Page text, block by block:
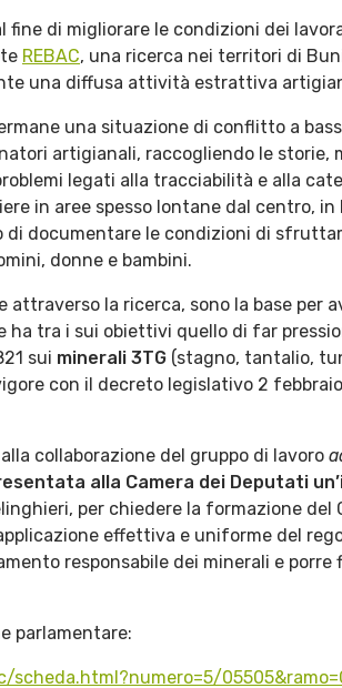
fine di migliorare le condizioni dei
REBAC, una ricerca nei territori di
una diffusa attività estrattiva
una situazione di conflitto a
artigianali, raccogliendo le
legati alla tracciabilità e alla
in aree spesso lontane dal centro,
di documentare le condizioni di
donne e bambini.
attraverso la ricerca, sono la base per
ha tra i sui obiettivi quello di far
sui minerali 3TG (stagno, tantalio,
con il decreto legislativo 2
collaborazione del gruppo di lavoro
alla Camera dei Deputati
per chiedere la formazione
effettiva e uniforme del
responsabile dei minerali e
parlamentare: